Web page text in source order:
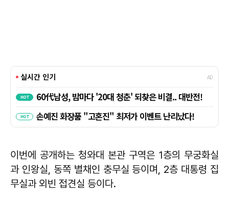
이번에 공개하는 청와대 본관 구역은 1층의 무궁화실
과 인왕실, 동쪽 별채인 충무실 등이며, 2층 대통령 집
무실과 외빈 접견실 등이다.